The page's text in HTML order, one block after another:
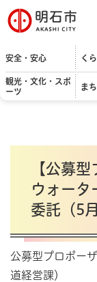
明石市
安全・安心 く
観光・文化・スポ
ーツ
ま
【公募
ウォータ
委託（5
公募型プロポー
道経営課）